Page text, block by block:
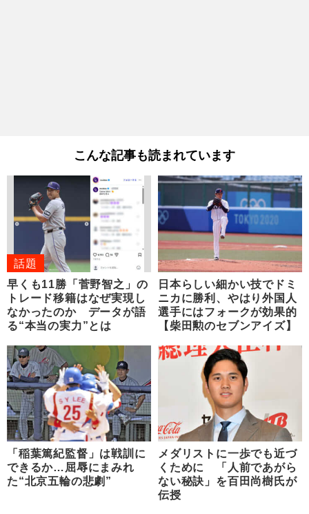
こんな記事も読まれています
話題
早くも11勝「菅野智之」の
トレード移籍はなぜ実現し
なかったのか データが語
る“本当の実力”とは
日本らしい細かい技でドミ
ニカに勝利、やはり外国人
選手にはフォークが効果的
【柴田勲のセブンアイズ】
「稲葉篤紀監督」は戦訓に
できるか…屈辱にまみれ
た“北京五輪の悲劇”
メダリストに一歩でも近づ
くために 「人前であがら
ない秘訣」を百田尚樹氏が
伝授